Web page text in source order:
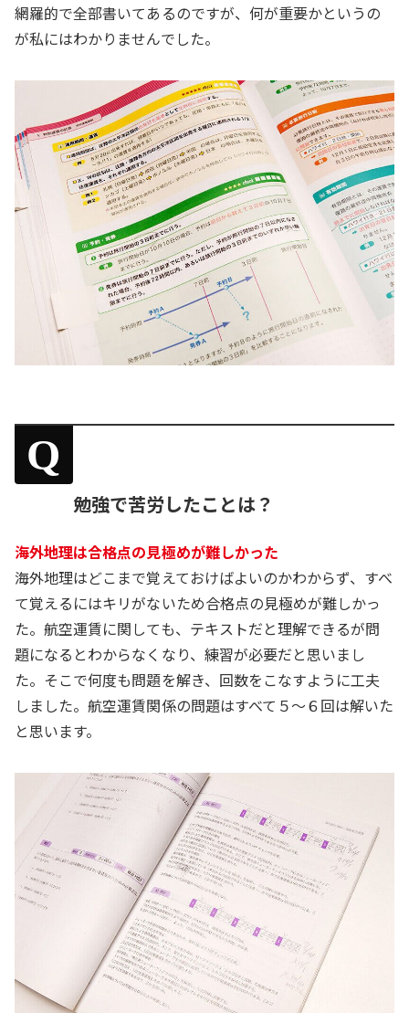
網羅的で全部書いてあるのですが、何が重要かというの
が私にはわかりませんでした。
Q
勉強で苦労したことは？
海外地理は合格点の見極めが難しかった
海外地理はどこまで覚えておけばよいのかわからず、すべ
て覚えるにはキリがないため合格点の見極めが難しかっ
た。航空運賃に関しても、テキストだと理解できるが問
題になるとわからなくなり、練習が必要だと思いまし
た。そこで何度も問題を解き、回数をこなすように工夫
しました。航空運賃関係の問題はすべて５～６回は解いた
と思います。